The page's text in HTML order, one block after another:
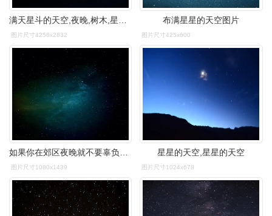
满天星斗的天空,夜晚,树木,星星,风景
图片尺寸4256x2832
布满星星的天空图片
图片尺寸425x600
图片尺寸1080x1439
星星的天空,星星的天空
图片尺寸1024x678